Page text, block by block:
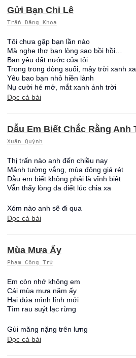
Gửi Bạn Chi Lê
Trần Đăng Khoa
Tôi chưa gặp bạn lần nào
Mà nghe thơ bạn lòng sao bồi hồi…
Bạn yêu đất nước của tôi
Trong trong dòng suối, mây trời xanh
Yêu bao bạn nhỏ hiền lành
Nụ cười hé mở, mắt xanh ánh trời
Đọc cả bài
Dẫu Em Biết Chắc Rằng Anh
Xuân Quỳnh
Thị trấn nào anh đến chiều nay
Mảnh tường vắng, mùa đông giá rét
Dẫu em biết không phải là vĩnh biệt
Vẫn thấy lòng da diết lúc chia xa
Xóm nào anh sẽ đi qua
Đọc cả bài
Mùa Mưa Ấy
Phạm Công Trứ
Em còn nhớ không em
Cái mùa mưa năm ấy
Hai đứa mình lính mới
Tìm rau suýt lạc rừng
Gùi măng nặng trên lưng
Đọc cả bài